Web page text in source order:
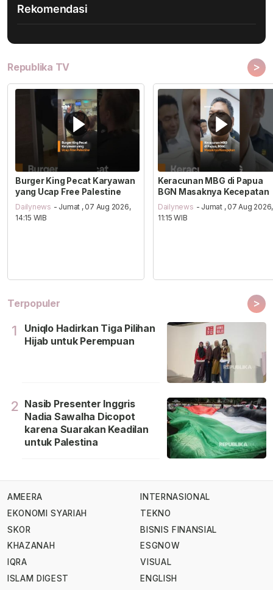
Rekomendasi
Republika TV >
Burger King Pecat Karyawan
yang Ucap Free Palestine
Dailynews - Jumat , 07 Aug 2026,
14:15 WIB
Keracunan MBG di Papua
BGN Masaknya Kecepatan
Dailynews - Jumat , 07 Aug 2026,
11:15 WIB
Terpopuler >
1
Uniqlo Hadirkan Tiga Pilihan
Hijab untuk Perempuan
2 Nasib Presenter Inggris
Nadia Sawalha Dicopot
karena Suarakan Keadilan
untuk Palestina
AMEERA
EKONOMI SYARIAH
SKOR
KHAZANAH
IQRA
ISLAM DIGEST
INTERNASIONAL
TEKNO
BISNIS FINANSIAL
ESGNOW
VISUAL
ENGLISH